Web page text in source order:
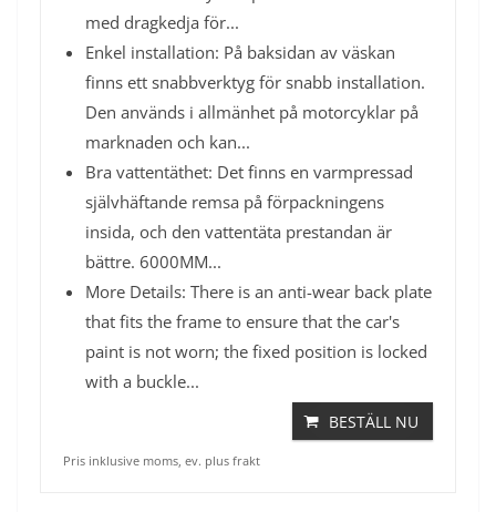
med dragkedja för...
Enkel installation: På baksidan av väskan
finns ett snabbverktyg för snabb installation.
Den används i allmänhet på motorcyklar på
marknaden och kan...
Bra vattentäthet: Det finns en varmpressad
självhäftande remsa på förpackningens
insida, och den vattentäta prestandan är
bättre. 6000MM...
More Details: There is an anti-wear back plate
that fits the frame to ensure that the car's
paint is not worn; the fixed position is locked
with a buckle...
BESTÄLL NU
Pris inklusive moms, ev. plus frakt